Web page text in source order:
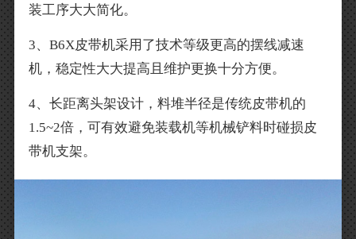
装工序大大简化。
3、B6X皮带机采用了技术等级更高的摆线减速
机，稳定性大大提高且维护更换十分方便。
4、长距离头架设计，料堆半径是传统皮带机的
1.5~2倍，可有效避免装载机等机械铲料时碰损皮
带机支架。